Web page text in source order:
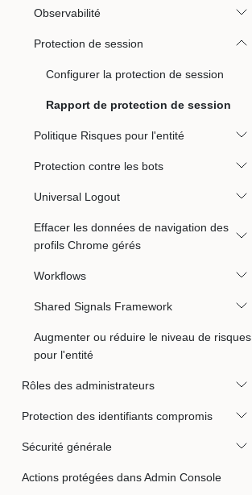
Observabilité
Protection de session
Configurer la protection de session
Rapport de protection de session
Politique Risques pour l'entité
Protection contre les bots
Universal Logout
Effacer les données de navigation des
profils Chrome gérés
Workflows
Shared Signals Framework
Augmenter ou réduire le niveau de risques
pour l'entité
Rôles des administrateurs
Protection des identifiants compromis
Sécurité générale
Actions protégées dans Admin Console